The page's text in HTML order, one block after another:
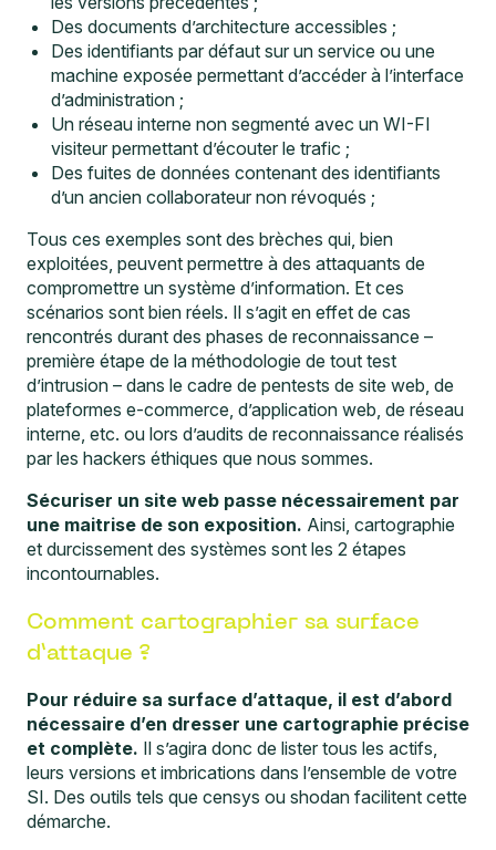
Des documents d’architecture accessibles ;
Des identifiants par défaut sur un service ou une
machine exposée permettant d’accéder à l’interface
d’administration ;
Un réseau interne non segmenté avec un WI-FI
visiteur permettant d’écouter le trafic ;
Des fuites de données contenant des identifiants
d’un ancien collaborateur non révoqués ;
Tous ces exemples sont des brèches qui, bien
exploitées, peuvent permettre à des attaquants de
compromettre un système d’information. Et ces
scénarios sont bien réels. Il s’agit en effet de cas
rencontrés durant des phases de reconnaissance –
première étape de la méthodologie de tout test
d’intrusion – dans le cadre de pentests de site web, de
plateformes e-commerce, d’application web , de réseau
interne, etc. ou lors d’audits de reconnaissance réalisés
par les hackers éthiques que nous sommes.
Sécuriser un site web passe nécessairement par
une maitrise de son exposition. Ainsi, cartographie
et durcissement des systèmes sont les 2 étapes
incontournables.
Comment cartographier sa surface
d’attaque ?
Pour réduire sa surface d’attaque, il est d’abord
nécessaire d’en dresser une cartographie précise
et complète. Il s’agira donc de lister tous les actifs,
leurs versions et imbrications dans l’ensemble de votre
SI. Des outils tels que censys ou shodan facilitent cette
démarche.